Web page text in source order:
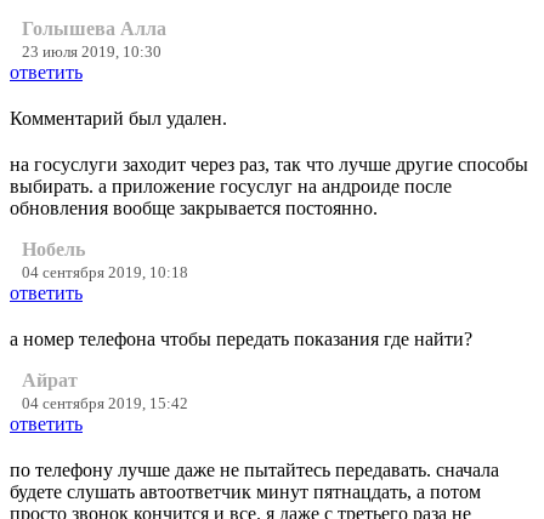
Голышева Алла
23 июля 2019, 10:30
ответить
Комментарий был удален.
на госуслуги заходит через раз, так что лучше другие способы
выбирать. а приложение госуслуг на андроиде после
обновления вообще закрывается постоянно.
Нобель
04 сентября 2019, 10:18
ответить
а номер телефона чтобы передать показания где найти?
Айрат
04 сентября 2019, 15:42
ответить
по телефону лучше даже не пытайтесь передавать. сначала
будете слушать автоответчик минут пятнацдать, а потом
просто звонок кончится и все. я даже с третьего раза не